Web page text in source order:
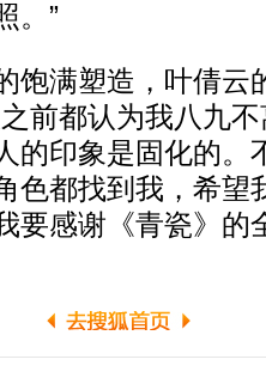
。”
满塑造，叶倩云
前都认为我八九
的印象是固化的。
色都找到我，希望
要感谢《青瓷》的